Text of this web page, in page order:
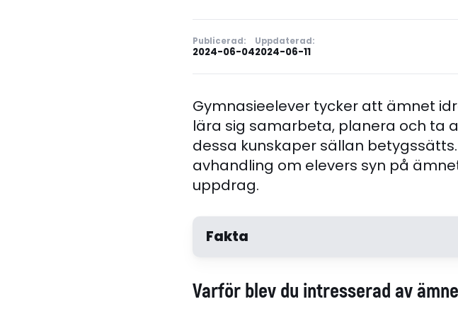
Publicerad:
2024-06-04
Uppdaterad:
2024-06-11
Gymnasieelever tycker att ämnet
lära sig samarbeta, planera och ta
dessa kunskaper sällan
avhandling om elevers syn på
uppdrag.
Fakta
Född 1977
Varför blev du intresserad av